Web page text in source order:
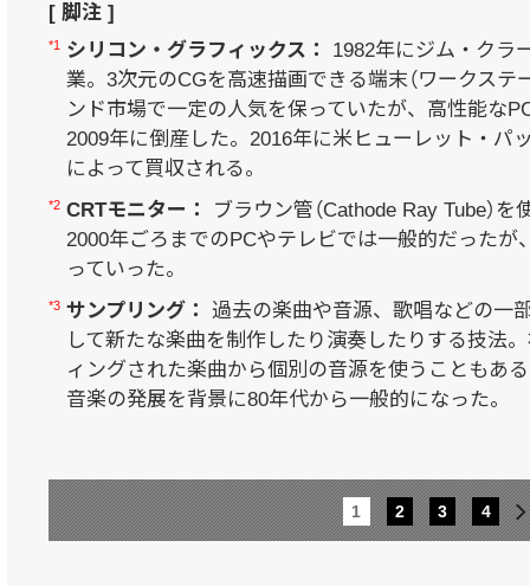
[ 脚注 ]
*1 シリコン・グラフィックス：
1982年にジム・クラ
業。3次元のCGを高速描画できる端末（ワークステ
ンド市場で一定の人気を保っていたが、高性能な
2009年に倒産した。2016年に米ヒューレット・パ
によって買収される。
*2 CRTモニター：
ブラウン管（Cathode Ray Tube）
2000年ごろまでのPCやテレビでは一般的だったが
っていった。
*3 サンプリング：
過去の楽曲や音源、歌唱などの一
して新たな楽曲を制作したり演奏したりする技法
ィングされた楽曲から個別の音源を使うこともあ
音楽の発展を背景に80年代から一般的になった。
1 2 3 4